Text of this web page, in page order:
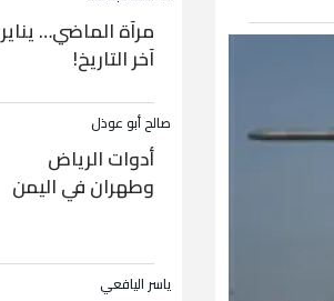
مرآة الماضي… يناير
آخر التاريخ!
صالح أبو عوذل
أدوات الرياض
وطهران في اليمن
ياسر اليافعي